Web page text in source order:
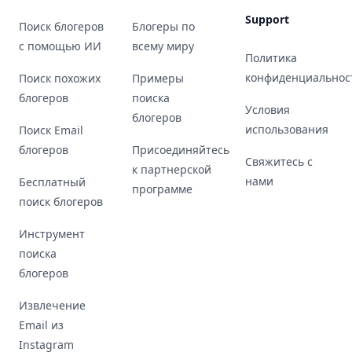
Поиск блогеров
с помощью ИИ
Поиск похожих
блогеров
Поиск Email
блогеров
Бесплатный
поиск блогеров
Инструмент
поиска
блогеров
Извлечение
Email из
Instagram
Блогеры по
всему миру
Примеры
поиска
блогеров
Присоединяйтесь
к партнерской
программе
Support
Политика
Условия
использования
Свяжитесь с
нами